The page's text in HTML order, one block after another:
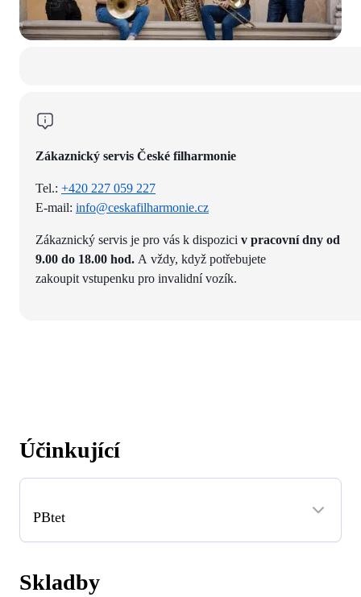
Zákaznický servis České filharmonie
Tel.: +420 227 059 227
E-mail: info@ceskafilharmonie.cz
Zákaznický servis je pro vás k dispozici v pracovní dny od
9.00 do 18.00 hod. A vždy, když potřebujete
zakoupit vstupenku pro invalidní vozík.
Účinkující
PBtet
Skladby